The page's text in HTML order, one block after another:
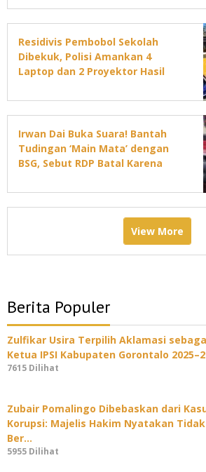
Residivis Pembobol Sekolah
Dibekuk, Polisi Amankan 4
Laptop dan 2 Proyektor Hasil
Irwan Dai Buka Suara! Bantah
Tudingan ‘Main Mata’ dengan
BSG, Sebut RDP Batal Karena
View More
Berita Populer
Zulfikar Usira Terpilih Aklamasi
Ketua IPSI Kabupaten Gorontalo
7615 Dilihat
Zubair Pomalingo Dibebaskan dari
Korupsi: Majelis Hakim Nyatakan Tidak
Ber…
5955 Dilihat